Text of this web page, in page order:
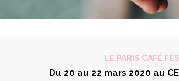
LE PARIS CAFÉ
Du 20 au 22 mars 2020 au